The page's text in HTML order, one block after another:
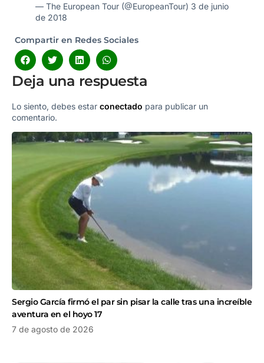
— The European Tour (@EuropeanTour) 3 de junio
de 2018
Compartir en Redes Sociales
Deja una respuesta
Lo siento, debes estar conectado para publicar un
comentario.
Sergio García firmó el par sin pisar la calle tras una increíble
aventura en el hoyo 17
7 de agosto de 2026